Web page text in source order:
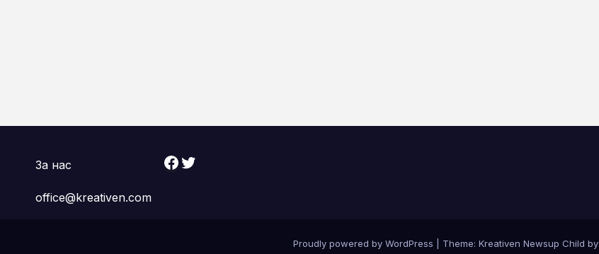
За нас
office@kreativen.com
Facebook Twitter
Proudly powered by WordPress Theme: Kreativen Newsup Child by